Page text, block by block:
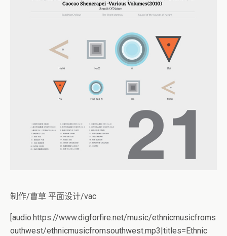
制作/曹草 平面设计/vac
[audio:https://www.digforfire.net/music/ethnicmusicfroms
outhwest/ethnicmusicfromsouthwest.mp3|titles=Ethnic